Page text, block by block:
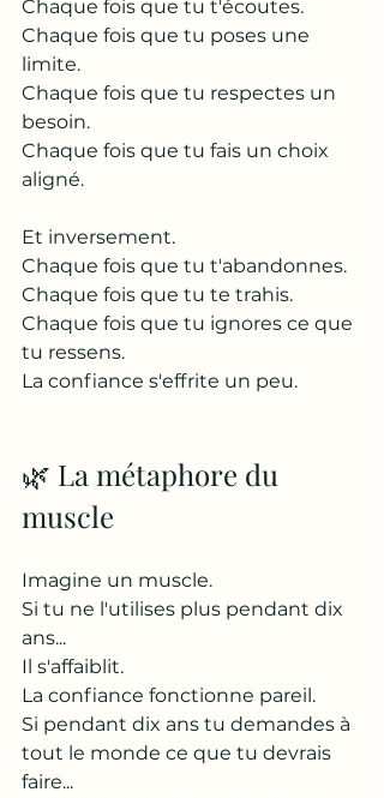
Chaque fois que tu t'écoutes.
Chaque fois que tu poses une
limite.
Chaque fois que tu respectes un
besoin.
Chaque fois que tu fais un choix
aligné.
Et inversement.
Chaque fois que tu t'abandonnes.
Chaque fois que tu te trahis.
Chaque fois que tu ignores ce que
tu ressens.
La confiance s'effrite un peu.
🌿 La métaphore du
muscle
Imagine un muscle.
Si tu ne l'utilises plus pendant dix
ans...
Il s'affaiblit.
La confiance fonctionne pareil.
Si pendant dix ans tu demandes à
tout le monde ce que tu devrais
faire...